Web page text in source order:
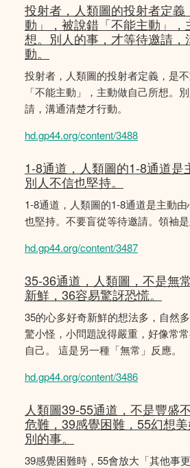
投射者，人類圖的投射者定義
動」，被說錯「不能主動」，
想。別人的事，才等待邀請，
動。
投射者，人類圖的投射者定義，是
「不能主動」，主動做自己所想。
請，溝通清楚才行動。
hd.gp44.org/content/3488
1-8通道，人類圖的1-8通道是
別人不信也堅持。
1-8通道，人類圖的1-8通道是主動
也堅持。不要盲從等待邀請。領袖是
hd.gp44.org/content/3487
35-36通道，人類圖，不是無
新鮮，36容易驚訝恐慌。
35的心多好奇新鮮的想法多，自然
驚小怪，小問題說得嚴重，好像常
自己。 這是另一種「無常」反應。
hd.gp44.org/content/3486
人類圖39-55通道，不是豐盛
危難，39感覺困難，55幻想
別的事。
39感覺困難時，55會放大「其他事